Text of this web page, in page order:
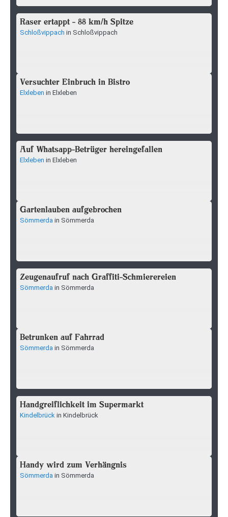
Raser ertappt - 88 km/h Spitze
Schloßvippach in Schloßvippach
Versuchter Einbruch in Bistro
Elxleben in Elxleben
Auf Whatsapp-Betrüger hereingefallen
Elxleben in Elxleben
Gartenlauben aufgebrochen
Sömmerda in Sömmerda
Zeugenaufruf nach Graffiti-Schmierereien
Sömmerda in Sömmerda
Betrunken auf Fahrrad
Sömmerda in Sömmerda
Handgreiflichkeit im Supermarkt
Kindelbrück in Kindelbrück
Handy wird zum Verhängnis
Sömmerda in Sömmerda